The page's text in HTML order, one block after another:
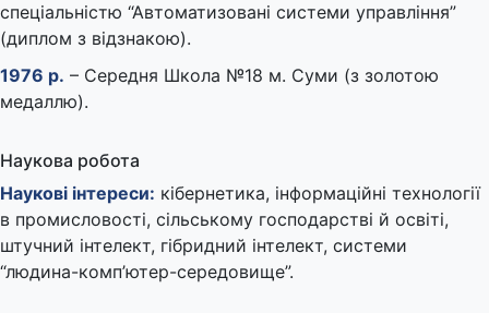
спеціальністю “Автоматизовані системи управління”
(диплом з відзнакою).
1976 р. – Середня Школа №18 м. Суми (з золотою
медаллю).
Наукова робота
Наукові інтереси: кібернетика, інформаційні технології
в промисловості, сільському господарстві й освіті,
штучний інтелект, гібридний інтелект, системи
“людина-комп’ютер-середовище”.